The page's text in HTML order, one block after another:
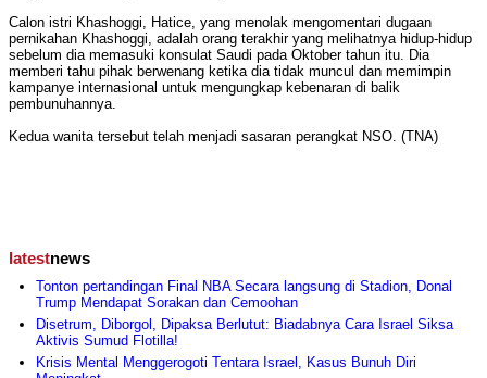
Calon istri Khashoggi, Hatice, yang menolak mengomentari dugaan
pernikahan Khashoggi, adalah orang terakhir yang melihatnya hidup-hidup
sebelum dia memasuki konsulat Saudi pada Oktober tahun itu. Dia
memberi tahu pihak berwenang ketika dia tidak muncul dan memimpin
kampanye internasional untuk mengungkap kebenaran di balik
pembunuhannya.
Kedua wanita tersebut telah menjadi sasaran perangkat NSO. (TNA)
latestnews
Tonton pertandingan Final NBA Secara langsung di Stadion, Donal
Trump Mendapat Sorakan dan Cemoohan
Disetrum, Diborgol, Dipaksa Berlutut: Biadabnya Cara Israel Siksa
Aktivis Sumud Flotilla!
Krisis Mental Menggerogoti Tentara Israel, Kasus Bunuh Diri